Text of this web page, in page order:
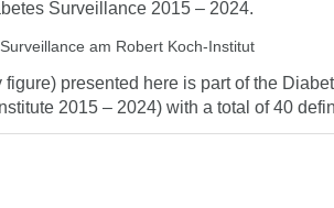
Surveillance 2015 – 2024.
am Robert Koch-Institut
presented here is part of the
2015 – 2024) with a total of 40